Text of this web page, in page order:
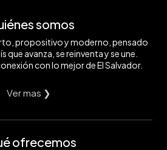
somos
propositivo y moderno, pensado
que avanza, se reinventa y se une.
con lo mejor de El Salvador.
Ver mas ❯
ofrecemos